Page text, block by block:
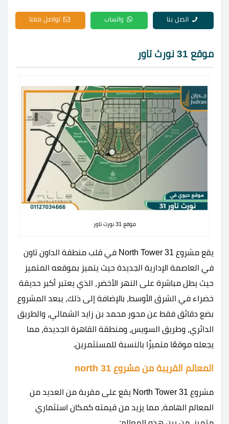
اتصل بنا واتساب تواصل معنا
موقع 31 نورث تاور
موقع 31 نورث تاور
يقع مشروع 31 North Tower في قلب منطقة الداون تاون
في العاصمة الإدارية الجديدة حيث يتميز بموقعه المتميز
حيث يطل مباشرة على النهر الأخضر، الذي يعتبر أكبر حديقة
خضراء في الشرق الأوسط، بالإضافة إلى ذلك، يبعد المشروع
بضع دقائق فقط عن محور محمد بن زايد الشمالي، والطريق
الدائري، وطريق السويس، ومنطقة القاهرة الجديدة، مما
يجعله موقعًا متميزًا بالنسبة للمستثمرين.
المعالم القريبة من مشروع 31 north
مشروع 31 North Tower يقع على مقربة من العديد من
المعالم الهامة، مما يزيد من قيمته كمكان استثماري